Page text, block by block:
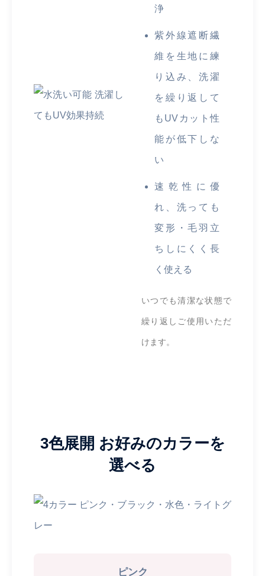
浄
紫外線遮断繊
維を生地に練
り込み、洗濯
を繰り返して
もUVカット性
能が低下しな
い
速乾性に優
れ、洗っても
変形・毛羽立
ちしにくく長
く使える
いつでも清潔な状態で
繰り返しご使用いただ
けます。
3色展開 お好みのカラーを
選べる
ピンク